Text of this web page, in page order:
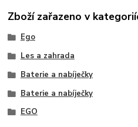
Zboží zařazeno v
Ego
Les a zahrada
Baterie a nabíječky
Baterie a nabíječky
EGO